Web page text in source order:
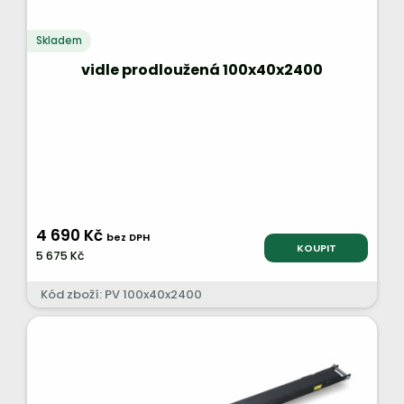
Skladem
vidle prodloužená 100x40x2400
4 690 Kč bez DPH
5 675 Kč KOUPIT
Kód zboží: PV 100x40x2400